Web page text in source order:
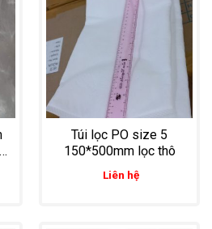
Túi lọc PO size 5
150*500mm lọc thô
Liên hệ